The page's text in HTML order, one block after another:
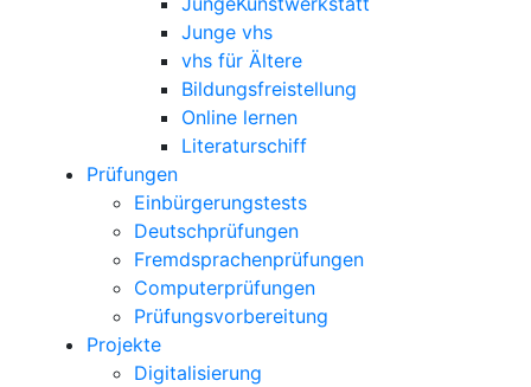
Junge vhs
vhs für Ältere
Bildungsfreistellung
Online lernen
Literaturschiff
Prüfungen
Einbürgerungstests
Deutschprüfungen
Fremdsprachenprüfungen
Computerprüfungen
Prüfungsvorbereitung
Projekte
Digitalisierung